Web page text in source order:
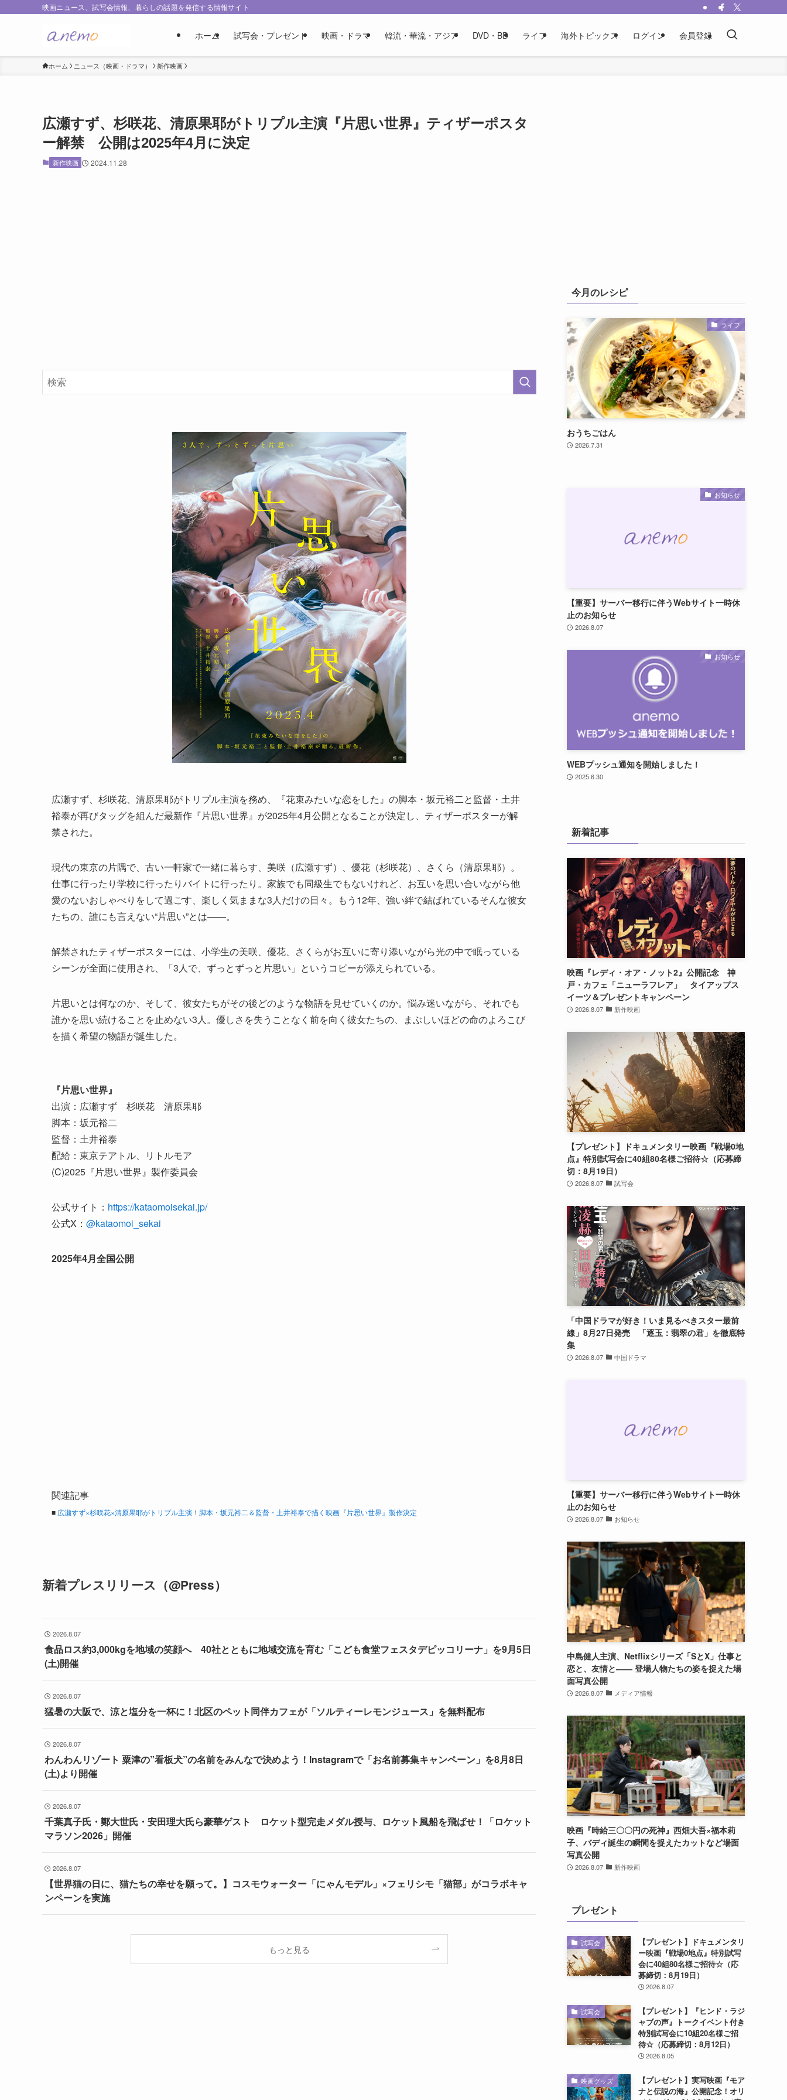
映画ニュース、試写会情報、暮らしの話題を発信する情報サイト
ホーム 試写会・プレゼント 映画・ドラマ 韓流・華流・アジア DVD・BD ライフ 海外トピックス ログイン 会員登録
ホーム ニュース（映画・ドラマ） 新作映画
広瀬すず、杉咲花、清原果耶がトリプル主演『片思い世界』ティザーポスタ
ー解禁 公開は2025年4月に決定
新作映画 2024.11.28
広瀬すず、杉咲花、清原果耶がトリプル主演を務め、『花束みたいな恋をした』の脚本・坂元裕二と監督・土井
裕泰が再びタッグを組んだ最新作『片思い世界』が2025年4月公開となることが決定し、ティザーポスターが解
禁された。
現代の東京の片隅で、古い一軒家で一緒に暮らす、美咲（広瀬すず）、優花（杉咲花）、さくら（清原果耶）。
仕事に行ったり学校に行ったりバイトに行ったり。家族でも同級生でもないけれど、お互いを思い合いながら他
愛のないおしゃべりをして過ごす、楽しく気ままな3人だけの日々。もう12年、強い絆で結ばれているそんな彼女
たちの、誰にも言えない“片思い”とは――。
解禁されたティザーポスターには、小学生の美咲、優花、さくらがお互いに寄り添いながら光の中で眠っている
シーンが全面に使用され、「3人で、ずっとずっと片思い」というコピーが添えられている。
片思いとは何なのか、そして、彼女たちがその後どのような物語を見せていくのか。悩み迷いながら、それでも
誰かを思い続けることを止めない3人。優しさを失うことなく前を向く彼女たちの、まぶしいほどの命のよろこび
を描く希望の物語が誕生した。
『片思い世界』
出演：広瀬すず 杉咲花 清原果耶
脚本：坂元裕二
監督：土井裕泰
配給：東京テアトル、リトルモア
(C)2025『片思い世界』製作委員会
公式サイト： https://kataomoisekai.jp/
公式X： @kataomoi_sekai
2025年4月全国公開
関連記事
■ 広瀬すず×杉咲花×清原果耶がトリプル主演！脚本・坂元裕二＆監督・土井裕泰で描く映画『片思い世界』製作決定
新着プレスリリース（@Press）
2026.8.07
食品ロス約3,000kgを地域の笑顔へ 40社とともに地域交流を育む「こども食堂フェスタデピッコリーナ」を9月5日
(土)開催
2026.8.07
猛暑の大阪で、涼と塩分を一杯に！北区のペット同伴カフェが「ソルティーレモンジュース」を無料配布
2026.8.07
わんわんリゾート 粟津の”看板犬”の名前をみんなで決めよう！Instagramで「お名前募集キャンペーン」を8月8日
(土)より開催
2026.8.07
千葉真子氏・鄭大世氏・安田理大氏ら豪華ゲスト ロケット型完走メダル授与、ロケット風船を飛ばせ！「ロケット
マラソン2026」開催
2026.8.07
【世界猫の日に、猫たちの幸せを願って。】コスモウォーター「にゃんモデル」×フェリシモ「猫部」がコラボキャ
ンペーンを実施
もっと見る
今月のレシピ
ライフ
おうちごはん
2026.7.31
お知らせ
【重要】サーバー移行に伴うWebサイト一時休
止のお知らせ
2026.8.07
お知らせ
WEBプッシュ通知を開始しました！
2025.6.30
新着記事
映画『レディ・オア・ノット2』公開記念 神
戸・カフェ「ニューラフレア」 タイアップス
イーツ＆プレゼントキャンペーン
2026.8.07 新作映画
【プレゼント】ドキュメンタリー映画『戦場0地
点』特別試写会に40組80名様ご招待☆（応募締
切：8月19日）
2026.8.07 試写会
「中国ドラマが好き！いま見るべきスター最前
線」8月27日発売 「逐玉：翡翠の君」を徹底特
集
2026.8.07 中国ドラマ
【重要】サーバー移行に伴うWebサイト一時休
止のお知らせ
2026.8.07 お知らせ
中島健人主演、Netflixシリーズ「SとX」仕事と
恋と、友情と―― 登場人物たちの姿を捉えた場
面写真公開
2026.8.07 メディア情報
映画『時給三〇〇円の死神』西畑大吾×福本莉
子、バディ誕生の瞬間を捉えたカットなど場面
写真公開
2026.8.07 新作映画
プレゼント
試写会
【プレゼント】ドキュメンタリ
ー映画『戦場0地点』特別試写
会に40組80名様ご招待☆（応
募締切：8月19日）
2026.8.07
試写会
【プレゼント】『ヒンド・ラジ
ャブの声』トークイベント付き
特別試写会に10組20名様ご招
待☆（応募締切：8月12日）
2026.8.05
映画グッズ
【プレゼント】実写映画『モア
ナと伝説の海』公開記念！オリ